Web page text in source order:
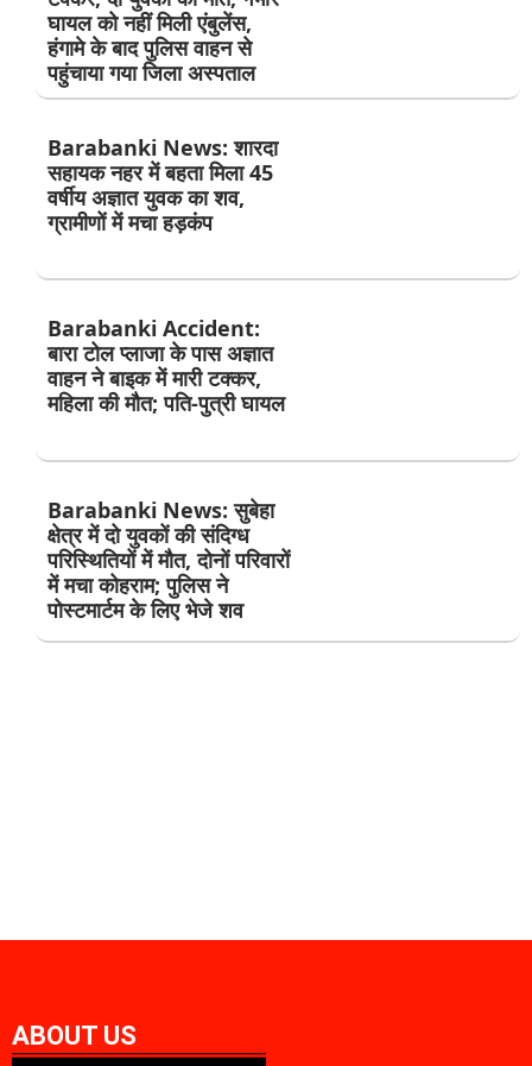
घायल को नहीं मिली एंबुलेंस,
हंगामे के बाद पुलिस वाहन से
पहुंचाया गया जिला अस्पताल
Barabanki News: शारदा
सहायक नहर में बहता मिला 45
वर्षीय अज्ञात युवक का शव,
ग्रामीणों में मचा हड़कंप
Barabanki Accident:
बारा टोल प्लाजा के पास अज्ञात
वाहन ने बाइक में मारी टक्कर,
महिला की मौत; पति-पुत्री घायल
Barabanki News: सुबेहा
क्षेत्र में दो युवकों की संदिग्ध
परिस्थितियों में मौत, दोनों परिवारों
में मचा कोहराम; पुलिस ने
पोस्टमार्टम के लिए भेजे शव
ABOUT US